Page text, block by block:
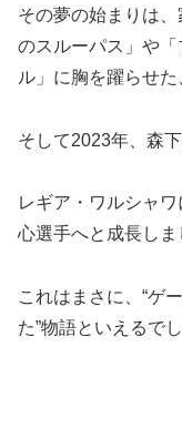
その夢の始まりは
のスルーパス」や
ル」に胸を躍らせた
そして2023年、森
レギア・ワルシャ
心選手へと成長しま
これはまさに、“ゲ
た”物語といえるでし